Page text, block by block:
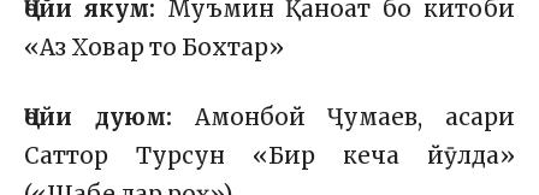
Ҷойи якум: Муъмин Қаноат бо китоби
«Аз Ховар то Бохтар»
Ҷойи дуюм: Амонбой Ҷумаев, асари
Саттор Турсун «Бир кеча йӯлда»